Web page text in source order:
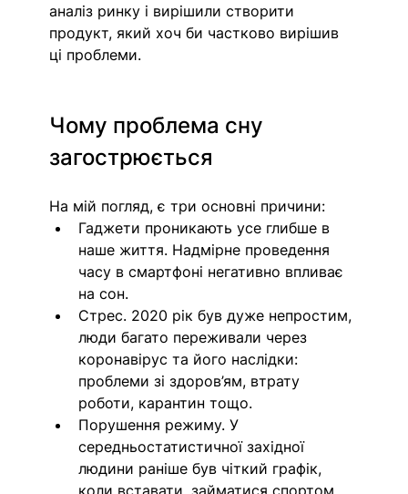
аналіз ринку і вирішили створити
продукт, який хоч би частково вирішив
ці проблеми.
Чому проблема сну
загострюється
На мій погляд, є три основні причини:
Гаджети проникають усе глибше в
наше життя. Надмірне проведення
часу в смартфоні негативно впливає
на сон.
Стрес. 2020 рік був дуже непростим,
люди багато переживали через
коронавірус та його наслідки:
проблеми зі здоров’ям, втрату
роботи, карантин тощо.
Порушення режиму. У
середньостатистичної західної
людини раніше був чіткий графік,